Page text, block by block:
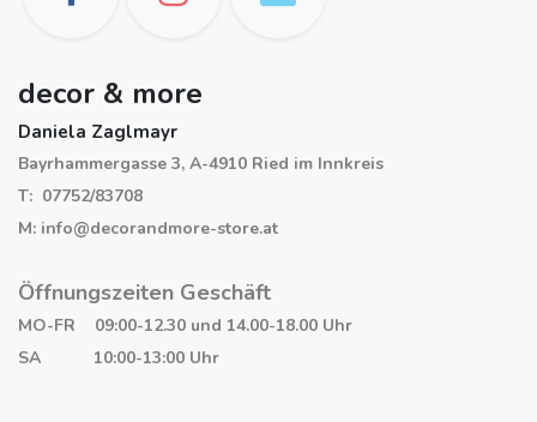
decor & more
Daniela Zaglmayr
Bayrhammergasse 3, A-4910 Ried im Innkreis
T: 07752/83708
M: info@decorandmore-store.at
Öffnungszeiten Geschäft
MO-FR 09:00-12.30 und 14.00-18.00 Uhr
SA 10:00-13:00 Uhr